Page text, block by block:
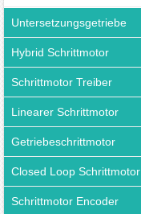
Untersetzungsgetriebe
Hybrid Schrittmotor
Schrittmotor Treiber
Linearer Schrittmotor
Getriebeschrittmotor
Closed Loop Schrittmotor
Schrittmotor Encoder